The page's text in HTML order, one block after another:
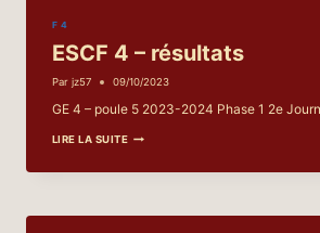
F 4
ESCF 4 – résultats
Par jz57 09/10/2023
GE 4 – poule 5 2023-2024 Phase 1 2e
LIRE LA SUITEESCF
4
RÉSULTATS